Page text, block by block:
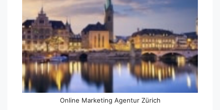
Online Marketing Agentur Zürich